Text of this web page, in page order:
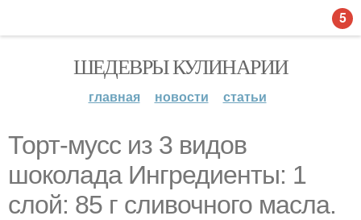
ШЕДЕВРЫ КУЛИНАРИИ
главная новости статьи
Торт-мусс из 3 видов
шоколада Ингредиенты: 1
слой: 85 г сливочного масла.
5